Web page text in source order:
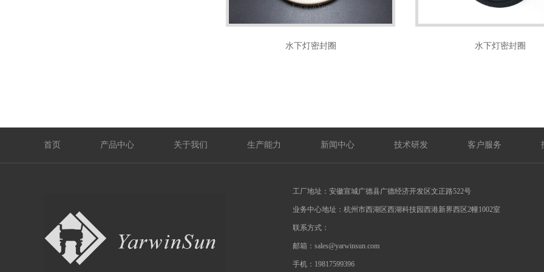
水下灯密封圈 水下灯密封圈
首页 产品中心 关于我们 生产能力 新闻中心 技术研发 客户服务
工厂地址：安徽宣城广德县广德经济开发区文正路522号
业务中心地址：杭州市西湖区西湖科技园西港新界西区2幢1002室
联系方式：
邮箱：sales@yarwinsun.com
手机：19817599396